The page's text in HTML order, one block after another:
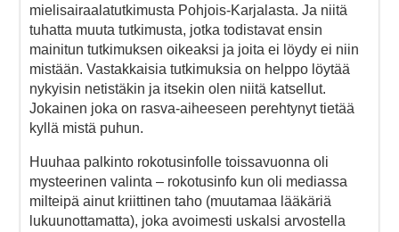
mielisairaalatutkimusta Pohjois-Karjalasta. Ja niitä
tuhatta muuta tutkimusta, jotka todistavat ensin
mainitun tutkimuksen oikeaksi ja joita ei löydy ei niin
mistään. Vastakkaisia tutkimuksia on helppo löytää
nykyisin netistäkin ja itsekin olen niitä katsellut.
Jokainen joka on rasva-aiheeseen perehtynyt tietää
kyllä mistä puhun.
Huuhaa palkinto rokotusinfolle toissavuonna oli
mysteerinen valinta – rokotusinfo kun oli mediassa
milteipä ainut kriittinen taho (muutamaa lääkäriä
lukuunottamatta), joka avoimesti uskalsi arvostella